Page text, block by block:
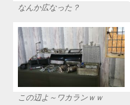
なんか広なった？
この辺よ～ワカランｗｗ